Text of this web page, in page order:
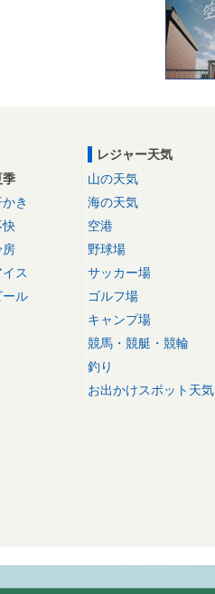
季
き
快
房
イス
ール
レジャー天気
山の天気
海の天気
空港
野球場
サッカー場
ゴルフ場
キャンプ場
競馬・競艇・競輪
釣り
お出かけスポット天気